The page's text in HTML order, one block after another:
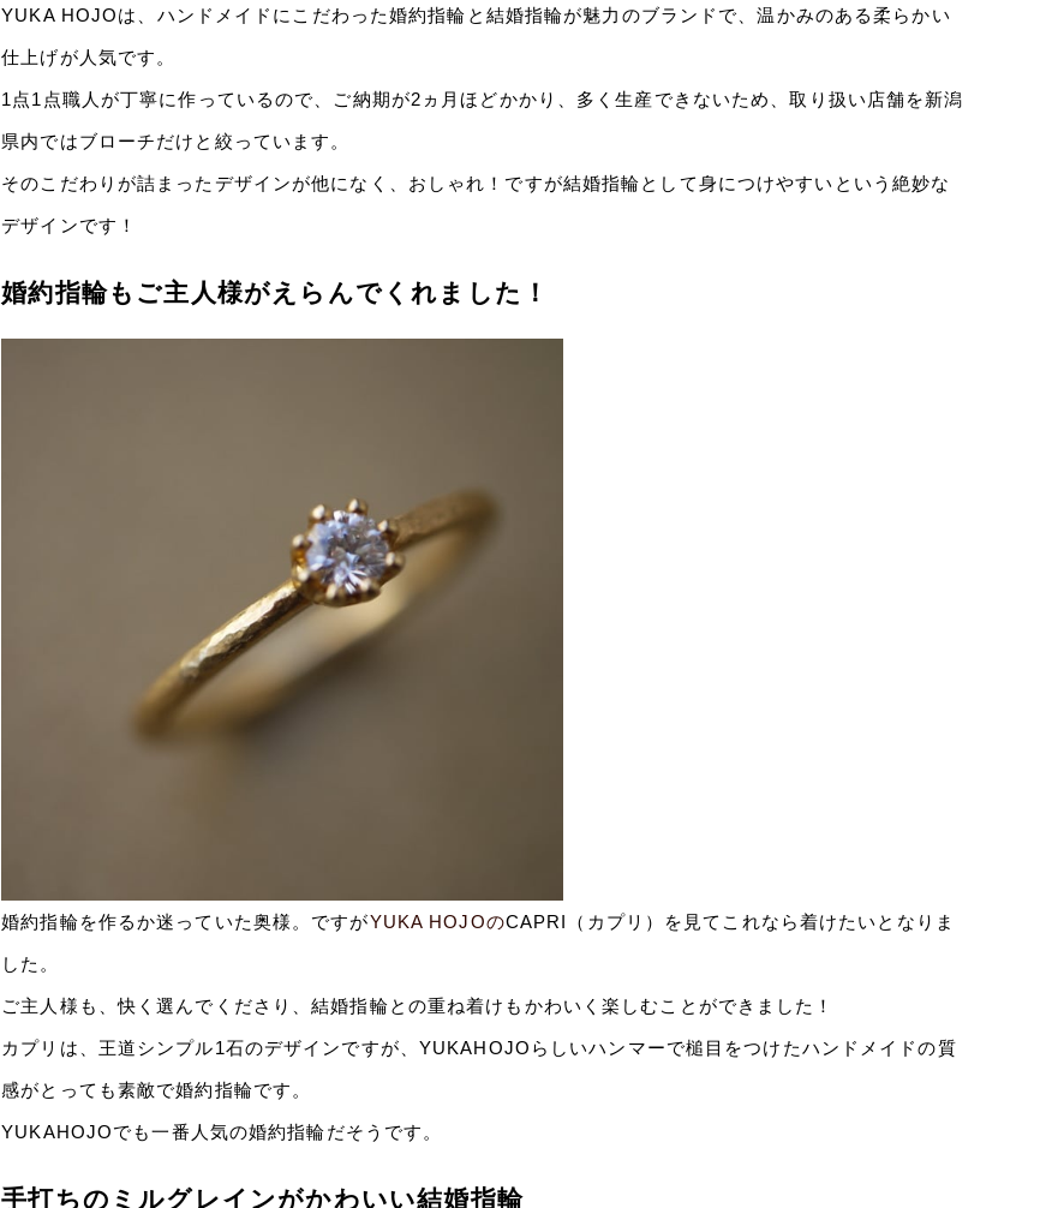
YUKA HOJOは、ハンドメイドにこだわった婚約指輪と結婚指輪が魅力のブランドで、温かみのある柔らかい
仕上げが人気です。
1点1点職人が丁寧に作っているので、ご納期が2ヵ月ほどかかり、多く生産できないため、取り扱い店舗を新潟
県内ではブローチだけと絞っています。
そのこだわりが詰まったデザインが他になく、おしゃれ！ですが結婚指輪として身につけやすいという絶妙な
デザインです！
婚約指輪もご主人様がえらんでくれました！
婚約指輪を作るか迷っていた奥様。ですがYUKA HOJOのCAPRI（カプリ）を見てこれなら着けたいとなりま
した。
ご主人様も、快く選んでくださり、結婚指輪との重ね着けもかわいく楽しむことができました！
カプリは、王道シンプル1石のデザインですが、YUKAHOJOらしいハンマーで槌目をつけたハンドメイドの質
感がとっても素敵で婚約指輪です。
YUKAHOJOでも一番人気の婚約指輪だそうです。
手打ちのミルグレインがかわいい結婚指輪